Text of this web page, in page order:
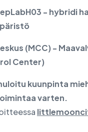
- hybridi
(MCC) -
Center)
kuunpinta
varten.